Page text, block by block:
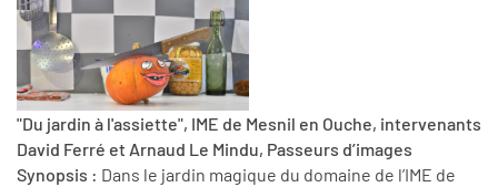
"Du jardin à l'assiette", IME de Mesnil en Ouche, intervenants
David Ferré et Arnaud Le Mindu, Passeurs d’images
Synopsis : Dans le jardin magique du domaine de l’IME de